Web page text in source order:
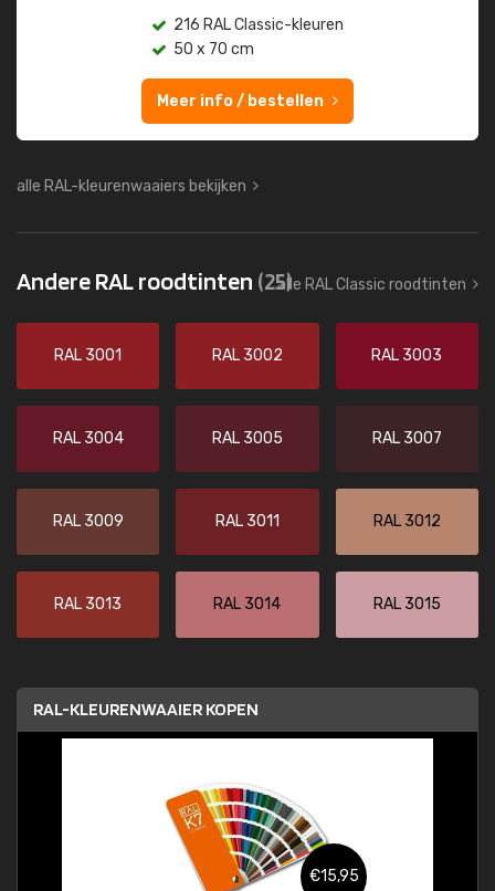
216 RAL Classic-kleuren
50 x 70 cm
Meer info / bestellen
alle RAL-kleurenwaaiers bekijken
Andere RAL roodtinten (25)alle RAL Classic roodtinten
RAL 3001 RAL 3002 RAL 3003
RAL 3004 RAL 3005 RAL 3007
RAL 3009 RAL 3011 RAL 3012
RAL 3013 RAL 3014 RAL 3015
RAL-KLEURENWAAIER KOPEN
€15,95